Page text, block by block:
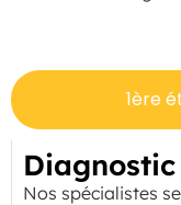
1ère
Nos spécialistes